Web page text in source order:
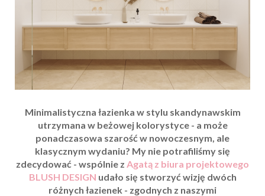
Minimalistyczna łazienka w stylu skandynawskim
utrzymana w beżowej kolorystyce - a może
ponadczasowa szarość w nowoczesnym, ale
klasycznym wydaniu? My nie potrafiliśmy się
zdecydować - wspólnie z Agatą z biura projektowego
BLUSH DESIGN udało się stworzyć wizję dwóch
różnych łazienek - zgodnych z naszymi